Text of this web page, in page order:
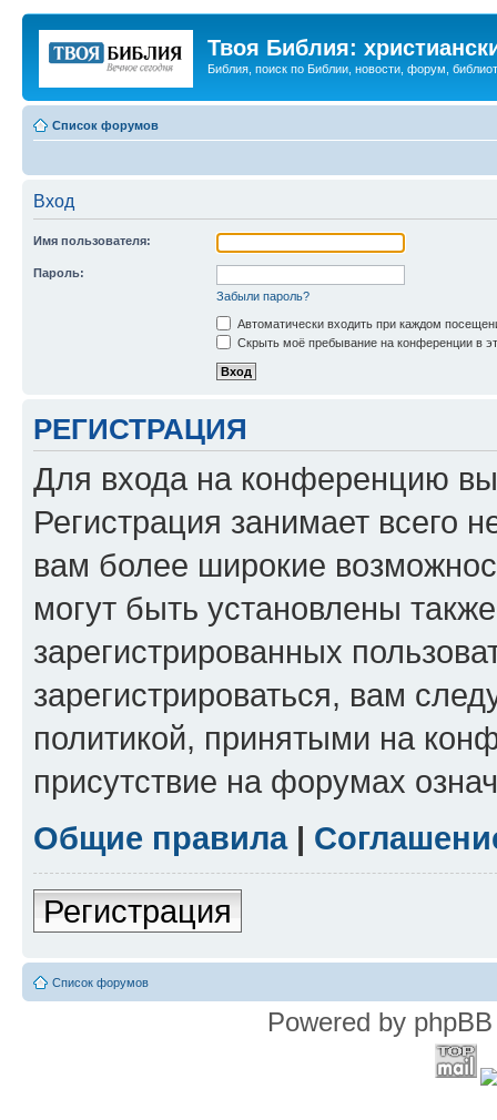
Твоя Библия:
Библия, поиск по Библии, новости, форум,
Список форумов
Вход
Имя пользователя:
Пароль:
Забыли пароль?
Автоматически входить при каждом
Скрыть моё пребывание на конференции в
РЕГИСТРАЦИЯ
Для входа на конференцию
Регистрация занимает всего
вам более широкие
могут быть установлены
зарегистрированных
зарегистрироваться, вам
политикой, принятыми на
присутствие на форумах
Общие правила|
Регистрация
Список форумов
Powered by